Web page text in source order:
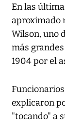
En las
aproximado
Wilson, uno
más
1904 por el
Funcionarios
explicaron
"tocando" a